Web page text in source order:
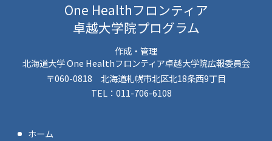
One Healthフロンティア
卓越大学院プログラム
作成・管理
北海道大学 One Healthフロンティア卓越大学院広報委員会
〒060-0818 北海道札幌市北区北18条西9丁目
TEL：011-706-6108
ホーム